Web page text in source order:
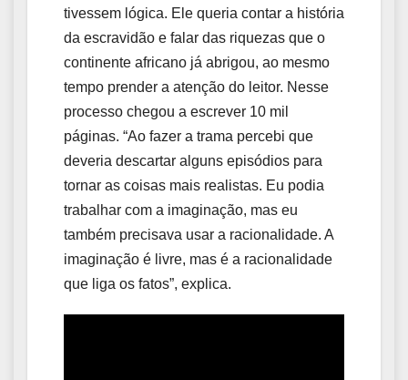
tivessem lógica. Ele queria contar a história
da escravidão e falar das riquezas que o
continente africano já abrigou, ao mesmo
tempo prender a atenção do leitor. Nesse
processo chegou a escrever 10 mil
páginas. “Ao fazer a trama percebi que
deveria descartar alguns episódios para
tornar as coisas mais realistas. Eu podia
trabalhar com a imaginação, mas eu
também precisava usar a racionalidade. A
imaginação é livre, mas é a racionalidade
que liga os fatos”, explica.